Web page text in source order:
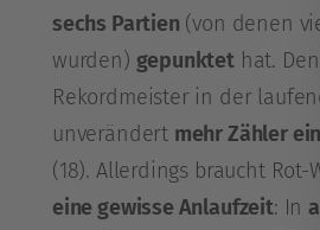
sechs Partien (von denen
wurden) gepunktethat.
Rekordmeister in der
unverändert mehr Zähler
(18). Allerdings braucht Rot-
eine gewisse Anlaufzeit: In